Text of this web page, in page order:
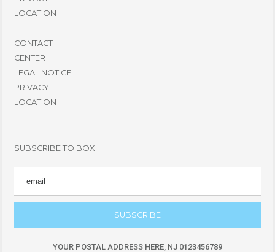
LOCATION
CONTACT
CENTER
LEGAL NOTICE
PRIVACY
LOCATION
SUBSCRIBE TO BOX
YOUR POSTAL ADDRESS HERE, NJ 0123456789